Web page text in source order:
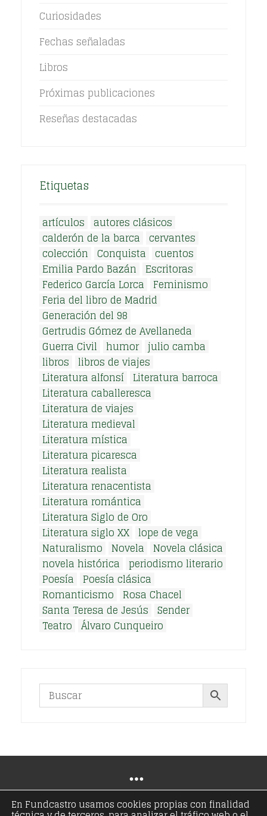
Curiosidades
Fechas señaladas
Libros
Próximas publicaciones
Reseñas destacadas
Etiquetas
artículos
autores clásicos
calderón de la barca cervantes
colección Conquista cuentos
Emilia Pardo Bazán
Escritoras
Federico García Lorca
Feminismo
Feria del libro de Madrid
Generación del 98
Gertrudis Gómez de Avellaneda
Guerra Civil humor julio camba
libros libros de viajes
Literatura alfonsí Literatura barroca
Literatura caballeresca
Literatura de viajes
Literatura medieval
Literatura mística
Literatura picaresca
Literatura realista
Literatura renacentista
Literatura romántica
Literatura Siglo de Oro
Literatura siglo XX lope de vega
Naturalismo
Novela
Novela clásica
novela histórica periodismo literario
Poesía
Poesía clásica
Romanticismo
Rosa Chacel
Santa Teresa de Jesús Sender
Teatro Álvaro Cunqueiro
En Fundcastro usamos cookies propias con finalidad